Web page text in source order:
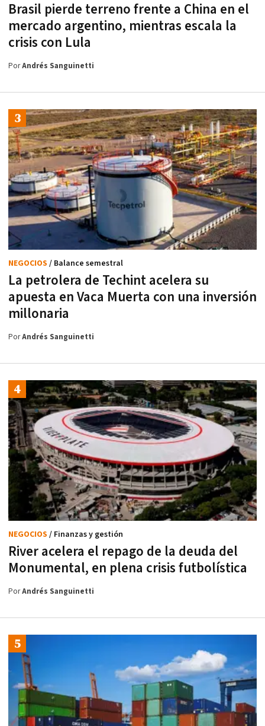
Brasil pierde terreno frente a China en el
mercado argentino, mientras escala la
crisis con Lula
PorAndrés Sanguinetti
La petrolera de Techint acelera su
apuesta en Vaca Muerta con una inversión
millonaria
NEGOCIOS / Balance semestral
PorAndrés Sanguinetti
River acelera el repago de la deuda del
Monumental, en plena crisis futbolística
NEGOCIOS / Finanzas y gestión
PorAndrés Sanguinetti